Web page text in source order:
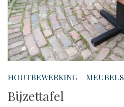
HOUTBEWERKING - MEUBELS
Bijzettafel